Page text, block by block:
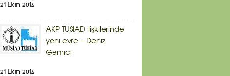
21 Ekim 2014
AKP TÜSİAD ilişkilerinde
yeni evre – Deniz
Gemici
21 Ekim 2014